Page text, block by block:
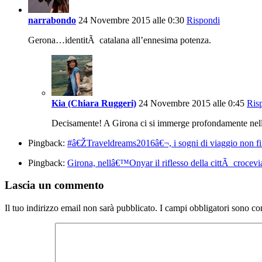
narrabondo 24 Novembre 2015 alle 0:30 Rispondi
Gerona…identitÃ catalana all’ennesima potenza.
Kia (Chiara Ruggeri) 24 Novembre 2015 alle 0:45
Decisamente! A Girona ci si immerge profondamente
Pingback: #â€ŽTraveldreams2016â€¬, i sogni di viaggio non
Pingback: Girona, nellâ€™Onyar il riflesso della cittÃ
Lascia un commento
Il tuo indirizzo email non sarà pubblicato. I campi obbligatori sono